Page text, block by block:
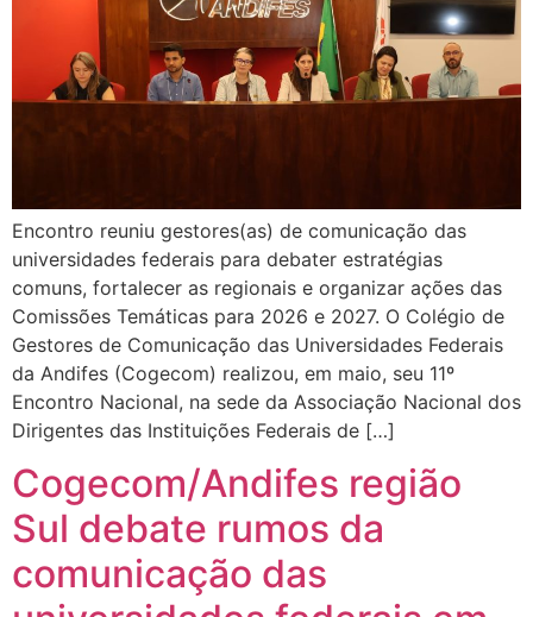
Encontro reuniu gestores(as) de comunicação das
universidades federais para debater estratégias
comuns, fortalecer as regionais e organizar ações das
Comissões Temáticas para 2026 e 2027. O Colégio de
Gestores de Comunicação das Universidades Federais
da Andifes (Cogecom) realizou, em maio, seu 11º
Encontro Nacional, na sede da Associação Nacional dos
Dirigentes das Instituições Federais de […]
Cogecom/Andifes região
Sul debate rumos da
comunicação das